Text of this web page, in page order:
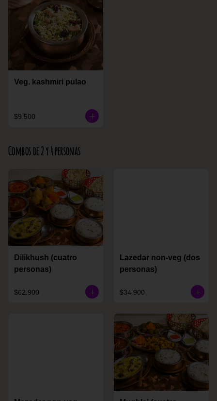
Veg. kashmiri pulao
$9.500
Combos de 2 y 4 personas
Dilikhush (cuatro
personas)
$62.900
Lazedar non-veg (dos
personas)
$34.900